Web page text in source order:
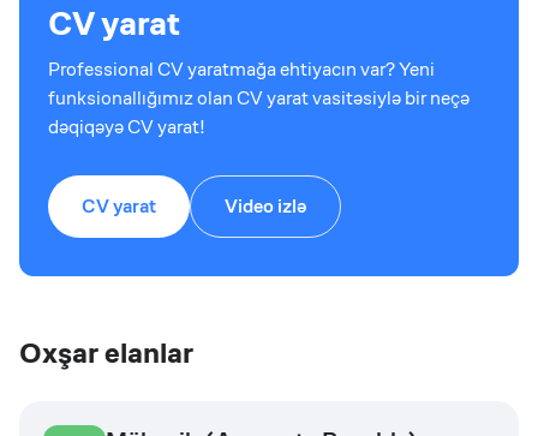
CV yarat
Professional CV yaratmağa ehtiyacın var? Yeni
funksionallığımız olan CV yarat vasitəsiylə bir neçə
dəqiqəyə CV yarat!
CV yarat Video izlə
Oxşar elanlar